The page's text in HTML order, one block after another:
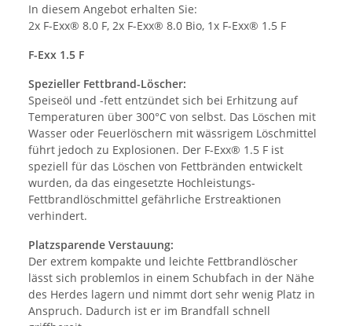
In diesem Angebot erhalten Sie:
2x F-Exx® 8.0 F, 2x F-Exx® 8.0 Bio, 1x F-Exx® 1.5 F
F-Exx 1.5 F
Spezieller Fettbrand-Löscher:
Speiseöl und -fett entzündet sich bei Erhitzung auf
Temperaturen über 300°C von selbst. Das Löschen mit
Wasser oder Feuerlöschern mit wässrigem Löschmittel
führt jedoch zu Explosionen. Der F-Exx® 1.5 F ist
speziell für das Löschen von Fettbränden entwickelt
wurden, da das eingesetzte Hochleistungs-
Fettbrandlöschmittel gefährliche Erstreaktionen
verhindert.
Platzsparende Verstauung:
Der extrem kompakte und leichte Fettbrandlöscher
lässt sich problemlos in einem Schubfach in der Nähe
des Herdes lagern und nimmt dort sehr wenig Platz in
Anspruch. Dadurch ist er im Brandfall schnell